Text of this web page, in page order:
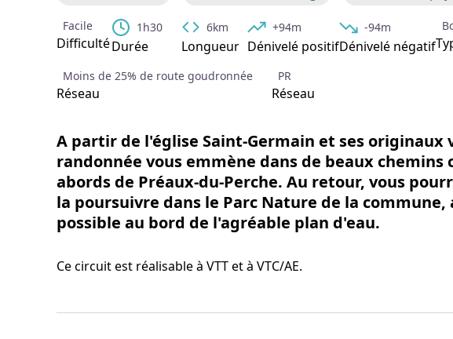
Facile
Difficulté
1h30
Durée
6km
Longueur
+94m
Dénivelé positif
-94m
Dénivelé négatif
Moins de 25% de route goudronnée
Réseau
PR
Réseau
A partir de l'église Saint-Germain et ses originaux
randonnée vous emmène dans de beaux chemins
abords de Préaux-du-Perche. Au retour, vous
la poursuivre dans le Parc Nature de la commune,
possible au bord de l'agréable plan d'eau.
Ce circuit est réalisable à VTT et à VTC/AE.